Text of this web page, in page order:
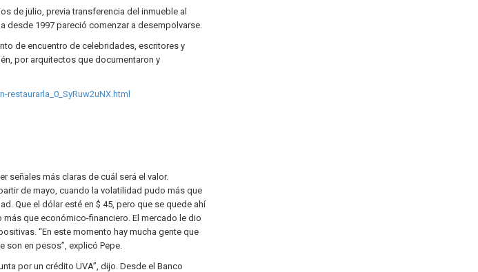
de julio, previa transferencia del inmueble al
desde 1997 pareció comenzar a desempolvarse.
de encuentro de celebridades, escritores y
por arquitectos que documentaron y
señales más claras de cuál será el valor.
de mayo, cuando la volatilidad pudo más que
Que el dólar esté en $ 45, pero que se quede ahí
que económico-financiero. El mercado le dio
“En este momento hay mucha gente que
son en pesos”, explicó Pepe.
por un crédito UVA”, dijo. Desde el Banco